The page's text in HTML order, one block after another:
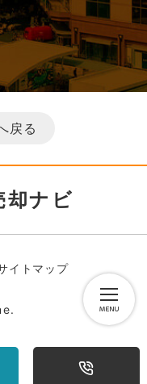
戻る
却ナビ
イトマップ